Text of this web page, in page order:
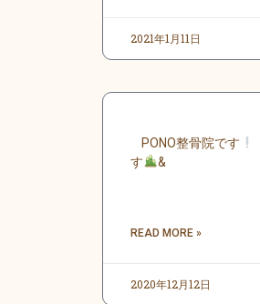
2021年1月11日
PONO整骨院です
す
&
READ MORE »
2020年12月12日